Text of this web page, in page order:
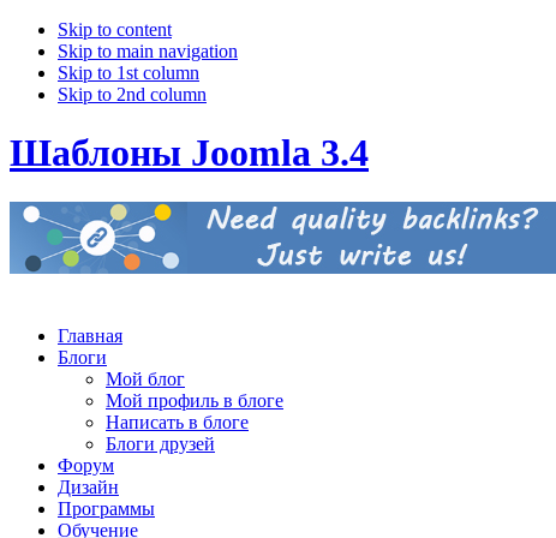
Skip to content
Skip to main navigation
Skip to 1st column
Skip to 2nd column
Шаблоны Joomla 3.4
Главная
Блоги
Мой блог
Мой профиль в блоге
Написать в блоге
Блоги друзей
Форум
Дизайн
Программы
Обучение